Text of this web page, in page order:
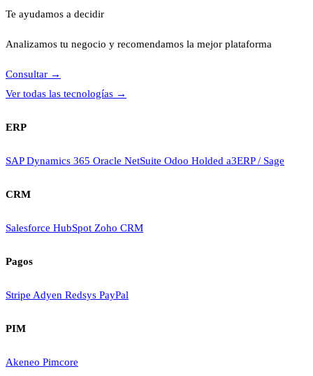
Te ayudamos a decidir
Analizamos tu negocio y recomendamos la mejor plataforma
Consultar →
Ver todas las tecnologías →
ERP
SAPDynamics 365 Oracle NetSuite Odoo Holded a3ERP / Sage
CRM
Salesforce HubSpot Zoho CRM
Pagos
Stripe Adyen Redsys PayPal
PIM
Akeneo Pimcore